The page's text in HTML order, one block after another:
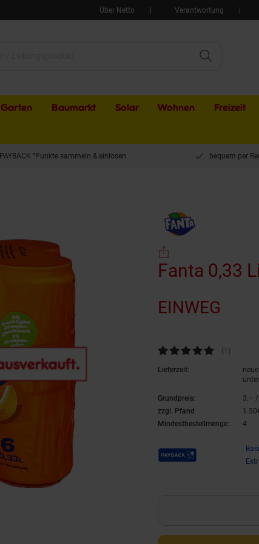
Über Netto Verantwortung
Garten Baumarkt Solar Wohnen Freizeit
PAYBACK °Punkte sammeln & einlösen bequem per
Fanta 0,33
EINWEG
Kundenbewertung: 5 von 5
(1 )
Lieferzeit:
Grundpreis: 3.– / l
zzgl. Pfand
1.50
Mindestbestellmenge:
4
Payback Punkte